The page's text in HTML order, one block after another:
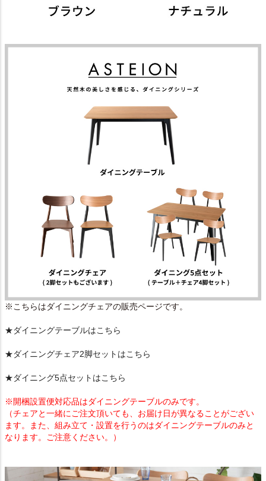
※こちらはダイニングチェアの販売ページです。
★ダイニングテーブルはこちら
★ダイニングチェア2脚セットはこちら
★ダイニング5点セットはこちら
※開梱設置便対応品はダイニングテーブルのみです。
（チェアと一緒にご注文頂いても、お届け日が異なることがござい
ます。また、組み立て・設置を行うのはダイニングテーブルのみと
なります。ご注意ください。）